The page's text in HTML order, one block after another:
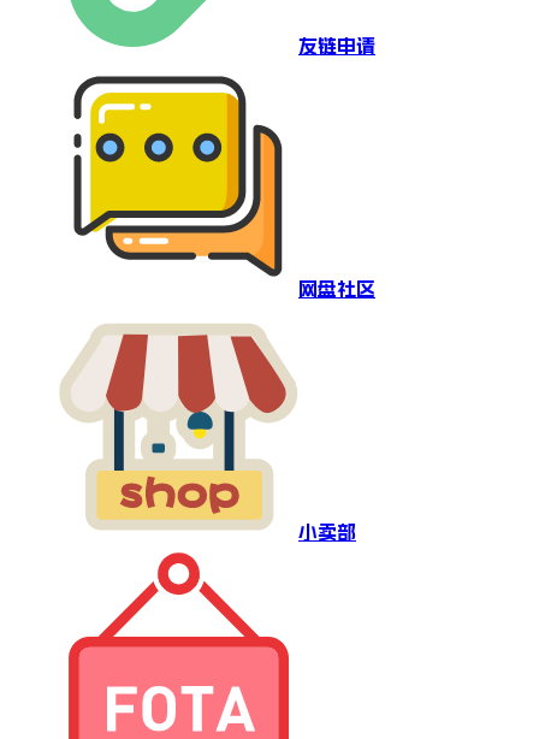
友链申请
网盘社区
小卖部